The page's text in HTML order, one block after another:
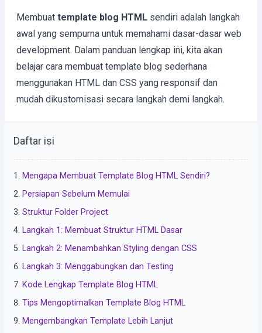
Membuat template blog HTML sendiri adalah langkah
awal yang sempurna untuk memahami dasar-dasar web
development. Dalam panduan lengkap ini, kita akan
belajar cara membuat template blog sederhana
menggunakan HTML dan CSS yang responsif dan
mudah dikustomisasi secara langkah demi langkah.
Daftar isi
Mengapa Membuat Template Blog HTML Sendiri?
Persiapan Sebelum Memulai
Struktur Folder Project
Langkah 1: Membuat Struktur HTML Dasar
Langkah 2: Menambahkan Styling dengan CSS
Langkah 3: Menggabungkan dan Testing
Kode Lengkap Template Blog HTML
Tips Mengoptimalkan Template Blog HTML
Mengembangkan Template Lebih Lanjut